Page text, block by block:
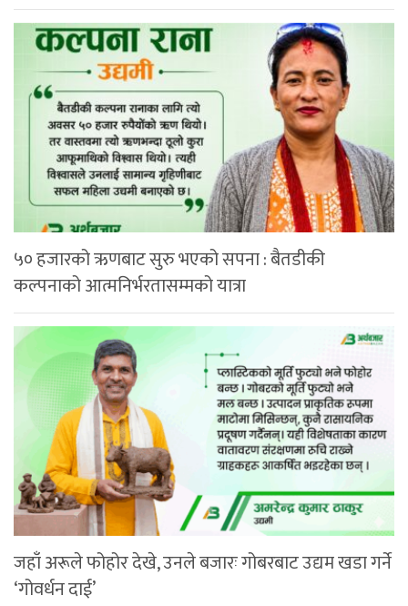
५० हजारको ऋणबाट सुरु भएको सपना : बैतडीकी
कल्पनाको आत्मनिर्भरतासम्मको यात्रा
जहाँ अरूले फोहोर देखे, उनले बजारः गोबरबाट उद्यम खडा गर्ने
‘गोवर्धन दाई’